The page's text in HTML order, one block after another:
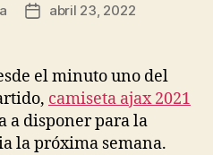
Fecha
entrada
abril 23, 2022
el minuto uno del
camiseta ajax 2021
a disponer para la
la próxima semana.